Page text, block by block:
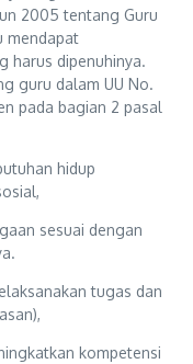
2005 tentang Guru
mendapat
harus dipenuhinya.
guru dalam UU No.
pada bagian 2 pasal
hidup
sesuai dengan
tugas dan
kompetensi